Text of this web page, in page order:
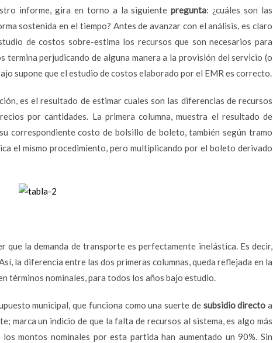
informe, gira en torno a la siguientepregunta: ¿cuáles son las
sostenida en el tiempo? Antes de avanzar con el análisis, es claro
de costos sobre-estima los recursos que son necesarios para
termina perjudicando de alguna manera a la provisión del servicio (o
supone que el estudio de costos elaborado por el EMR es correcto.
es el resultado de estimar cuales son las diferencias de recursos
por cantidades. La primera columna, muestra el resultado de
correspondiente costo de bolsillo de boleto, también según tramo
el mismo procedimiento, pero multiplicando por el boleto derivado
que la demanda de transporte es perfectamente inelástica. Es decir,
la diferencia entre las dos primeras columnas, queda reflejada en la
términos nominales, para todos los años bajo estudio.
municipal, que funciona como una suerte de subsidio directo a
marca un indicio de que la falta de recursos al sistema, es algo más
montos nominales por esta partida han aumentado un 90%. Sin